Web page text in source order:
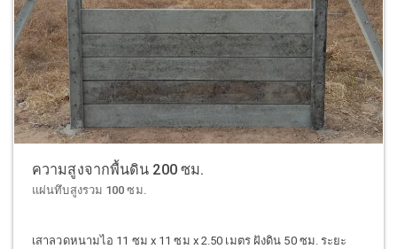
ความสูงจากพื้นดิน 200 ซม.
แผ่นทึบสูงรวม 100 ซม.
เสาลวดหนามไอ 11 ซม x 11 ซม x 2.50 เมตร ฝังดิน 50 ซม. ระยะ